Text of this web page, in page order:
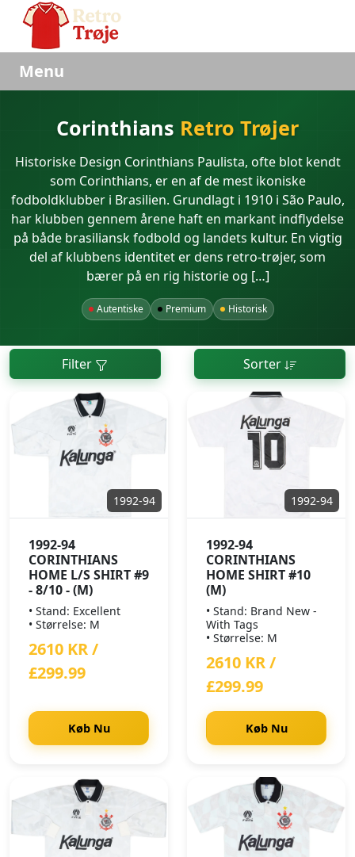
Menu
Corinthians Retro Trøjer
Historiske Design Corinthians Paulista, ofte blot kendt
som Corinthians, er en af de mest ikoniske
fodboldklubber i Brasilien. Grundlagt i 1910 i São Paulo,
har klubben gennem årene haft en markant indflydelse
på både brasiliansk fodbold og landets kultur. En vigtig
del af klubbens identitet er dens retro-trøjer, som
bærer på en rig historie og […]
Autentiske Premium Historisk
Filter Sorter
1992-94
1992-94
CORINTHIANS
HOME L/S SHIRT #9
- 8/10 - (M)
• Stand: Excellent
• Størrelse: M
2610 KR /
£299.99
Køb Nu
1992-94
1992-94
CORINTHIANS
HOME SHIRT #10
(M)
• Stand: Brand New -
With Tags
• Størrelse: M
2610 KR /
£299.99
Køb Nu